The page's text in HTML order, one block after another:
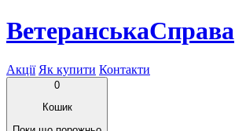
ВетеранськаСправа
Акції Як купити Контакти
0
Кошик